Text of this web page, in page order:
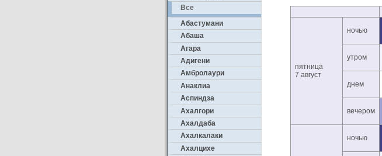
Все
Абастумани
Абаша
Агара
Адигени
Амбролаури
Анаклиа
Аспиндза
Ахалгори
Ахалдаба
Ахалкалаки
Ахалцихе
пятница
7 август
ночью
утром
днем
вечером
ночью